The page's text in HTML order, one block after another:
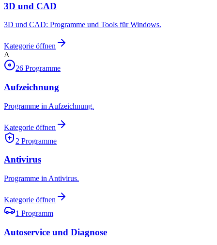
3D und CAD
3D und CAD: Programme und Tools für Windows.
Kategorie öffnen
A
26 Programme
Aufzeichnung
Programme in Aufzeichnung.
Kategorie öffnen
2 Programme
Antivirus
Programme in Antivirus.
Kategorie öffnen
1 Programm
Autoservice und Diagnose